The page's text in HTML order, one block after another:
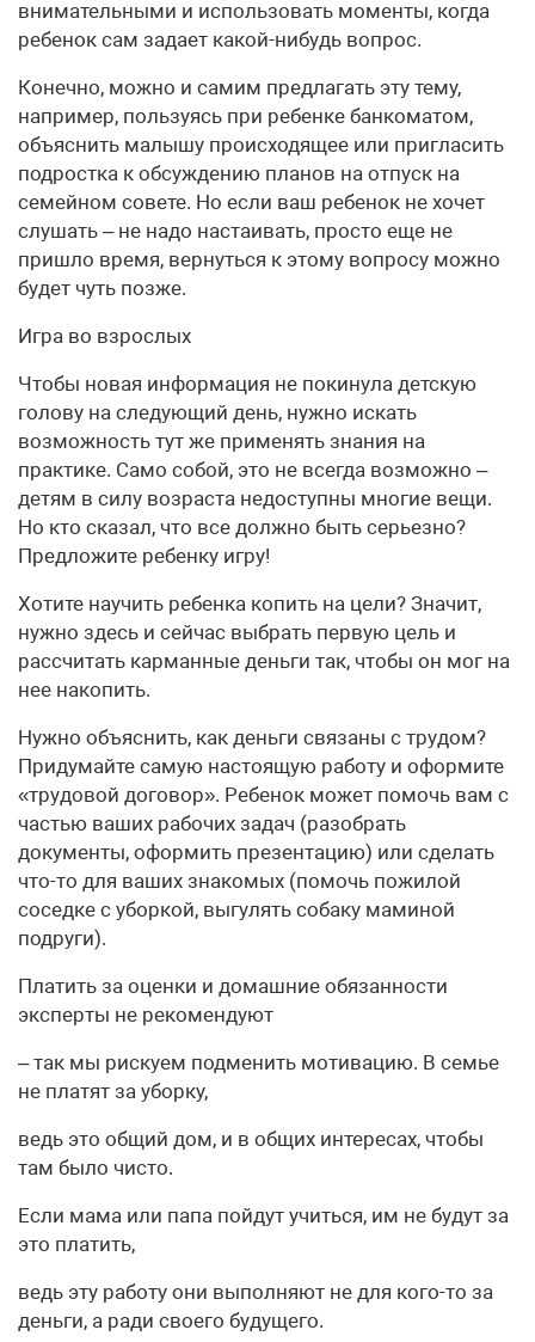
внимательными и использовать моменты, когда
ребенок сам задает какой-нибудь вопрос.
Конечно, можно и самим предлагать эту тему,
например, пользуясь при ребенке банкоматом,
объяснить малышу происходящее или пригласить
подростка к обсуждению планов на отпуск на
семейном совете. Но если ваш ребенок не хочет
слушать – не надо настаивать, просто еще не
пришло время, вернуться к этому вопросу можно
будет чуть позже.
Игра во взрослых
Чтобы новая информация не покинула детскую
голову на следующий день, нужно искать
возможность тут же применять знания на
практике. Само собой, это не всегда возможно –
детям в силу возраста недоступны многие вещи.
Но кто сказал, что все должно быть серьезно?
Предложите ребенку игру!
Хотите научить ребенка копить на цели? Значит,
нужно здесь и сейчас выбрать первую цель и
рассчитать карманные деньги так, чтобы он мог на
нее накопить.
Нужно объяснить, как деньги связаны с трудом?
Придумайте самую настоящую работу и оформите
«трудовой договор». Ребенок может помочь вам с
частью ваших рабочих задач (разобрать
документы, оформить презентацию) или сделать
что-то для ваших знакомых (помочь пожилой
соседке с уборкой, выгулять собаку маминой
подруги).
Платить за оценки и домашние обязанности
эксперты не рекомендуют
– так мы рискуем подменить мотивацию. В семье
не платят за уборку,
ведь это общий дом, и в общих интересах, чтобы
там было чисто.
Если мама или папа пойдут учиться, им не будут за
это платить,
ведь эту работу они выполняют не для кого-то за
деньги, а ради своего будущего.